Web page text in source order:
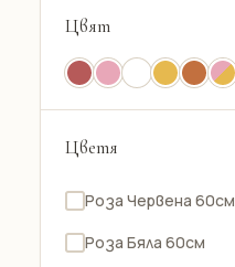
Цвят
Цветя
Роза Червена 60см
Роза Бяла 60см